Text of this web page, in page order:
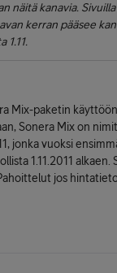
näitä kanavia.
kerran pääsee
1.11.
Mix-paketin
Sonera Mix on
jonka vuoksi
1.11.2011 alkaen.
jos